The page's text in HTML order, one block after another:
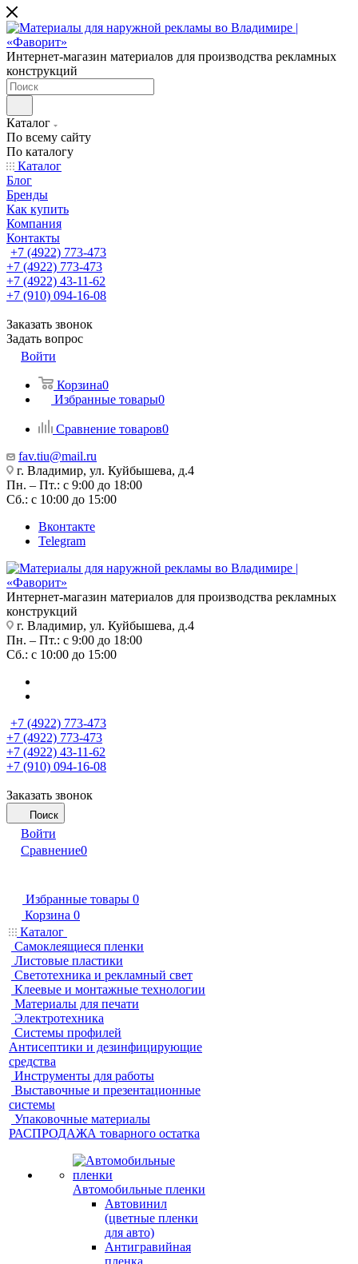
Интернет-магазин материалов для производства рекламных
конструкций
Каталог
По всему сайту
По каталогу
Каталог
Блог
Бренды
Как купить
Компания
Контакты
+7 (4922) 773-473
+7 (4922) 773-473
+7 (4922) 43-11-62
+7 (910) 094-16-08
Заказать звонок
Задать вопрос
Войти
Корзина0
Избранные товары0
Сравнение товаров0
fav.tiu@mail.ru
г. Владимир, ул. Куйбышева, д.4
Пн. – Пт.: с 9:00 до 18:00
Сб.: с 10:00 до 15:00
Вконтакте
Telegram
Интернет-магазин материалов для производства рекламных
конструкций
г. Владимир, ул. Куйбышева, д.4
Пн. – Пт.: с 9:00 до 18:00
Сб.: с 10:00 до 15:00
+7 (4922) 773-473
+7 (4922) 773-473
+7 (4922) 43-11-62
+7 (910) 094-16-08
Заказать звонок
Поиск
Войти
Сравнение0
Избранные товары 0
Корзина 0
Каталог
Самоклеящиеся пленки
Листовые пластики
Светотехника и рекламный свет
Клеевые и монтажные технологии
Материалы для печати
Электротехника
Системы профилей
Антисептики и дезинфицирующие
средства
Инструменты для работы
Выставочные и презентационные
системы
Упаковочные материалы
РАСПРОДАЖА товарного остатка
Автомобильные пленки
Автовинил
(цветные пленки
для авто)
Антигравийная
пленка